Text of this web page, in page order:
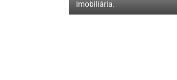
imobiliária.